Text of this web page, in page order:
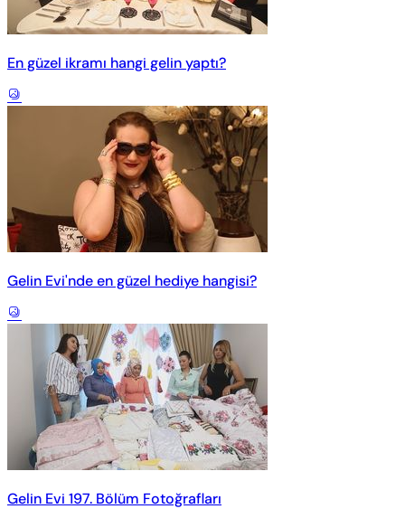
En güzel ikramı hangi gelin yaptı?
Gelin Evi'nde en güzel hediye hangisi?
Gelin Evi 197. Bölüm Fotoğrafları